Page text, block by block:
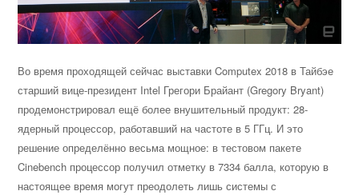
Во время проходящей сейчас выставки Computex 2018 в Тайбэе
старший вице-президент Intel Грегори Брайант (Gregory Bryant)
продемонстрировал ещё более внушительный продукт: 28-
ядерный процессор, работавший на частоте в 5 ГГц. И это
решение определённо весьма мощное: в тестовом пакете
Cinebench процессор получил отметку в 7334 балла, которую в
настоящее время могут преодолеть лишь системы с